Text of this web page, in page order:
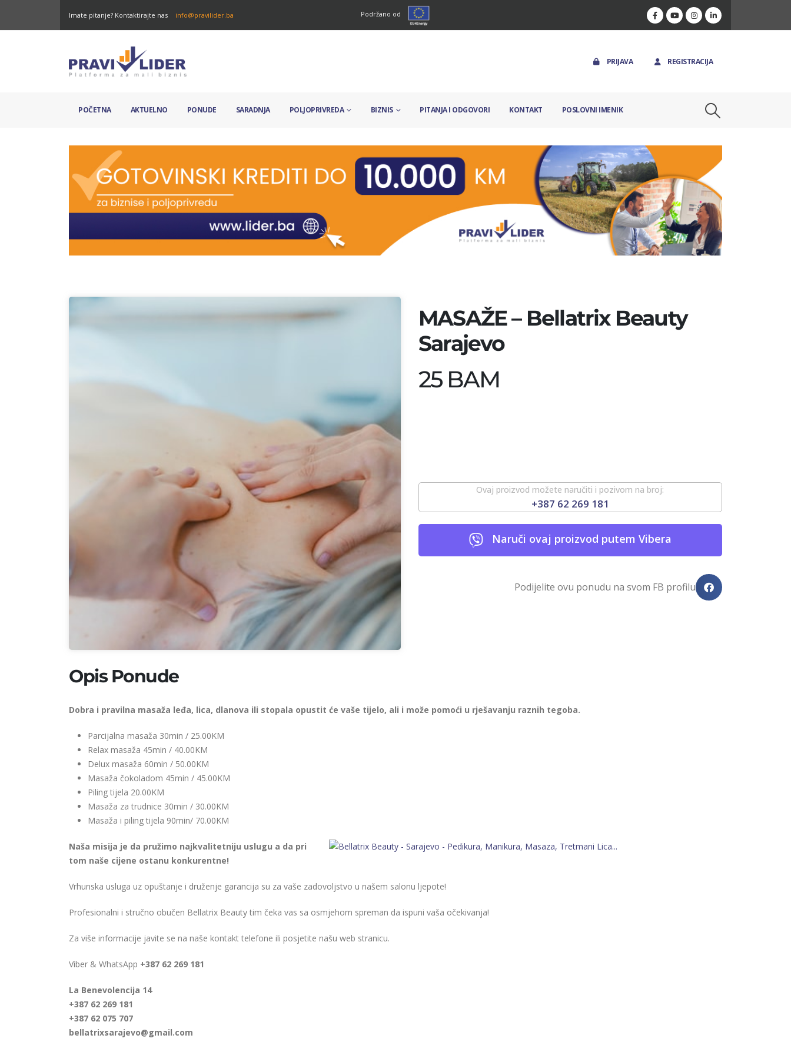
Imate pitanje? Kontaktirajte nas info@pravilider.ba Podržano od
PRIJAVA REGISTRACIJA
POČETNA AKTUELNO PONUDE SARADNJA POLJOPRIVREDA BIZNIS PITANJA I ODGOVORI KONTAKT POSLOVNI IMENIK
MASAŽE – Bellatrix Beauty
Sarajevo
25 BAM
Ovaj proizvod možete naručiti i pozivom na broj:
+387 62 269 181
Naruči ovaj proizvod putem Vibera
Podijelite ovu ponudu na svom FB profilu
Opis Ponude
Dobra i pravilna masaža leđa, lica, dlanova ili stopala opustit će vaše tijelo, ali i može pomoći u rješavanju raznih tegoba.
Parcijalna masaža 30min / 25.00KM
Relax masaža 45min / 40.00KM
Delux masaža 60min / 50.00KM
Masaža čokoladom 45min / 45.00KM
Piling tijela 20.00KM
Masaža za trudnice 30min / 30.00KM
Masaža i piling tijela 90min/ 70.00KM
Naša misija je da pružimo najkvalitetniju uslugu a da pri
tom naše cijene ostanu konkurentne!
Vrhunska usluga uz opuštanje i druženje garancija su za vaše zadovoljstvo u našem salonu ljepote!
Profesionalni i stručno obučen Bellatrix Beauty tim čeka vas sa osmjehom spreman da ispuni vaša očekivanja!
Za više informacije javite se na naše kontakt telefone ili posjetite našu web stranicu.
Viber & WhatsApp +387 62 269 181
La Benevolencija 14
+387 62 269 181
+387 62 075 707
bellatrixsarajevo@gmail.com